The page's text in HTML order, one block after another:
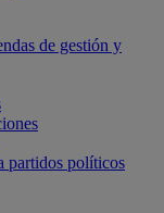
de gestión y
partidos políticos